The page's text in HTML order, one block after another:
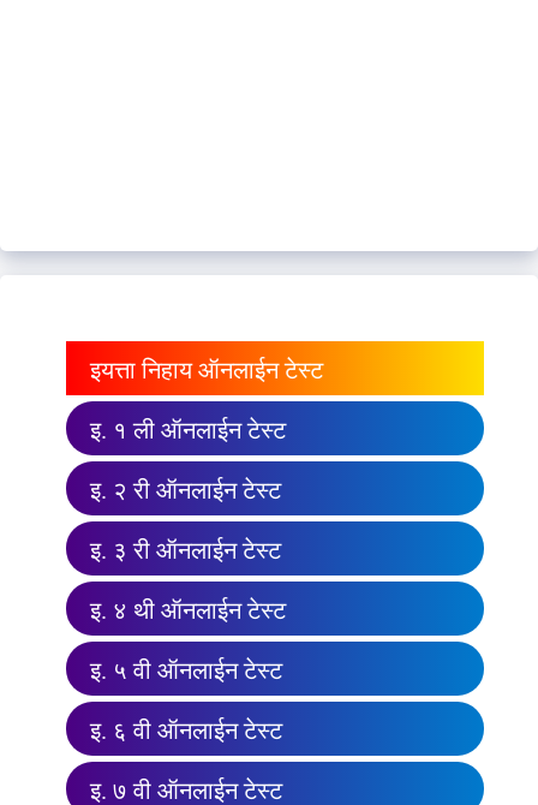
इयत्ता निहाय ऑनलाईन टेस्ट
इ. १ ली ऑनलाईन टेस्ट
इ. २ री ऑनलाईन टेस्ट
इ. ३ री ऑनलाईन टेस्ट
इ. ४ थी ऑनलाईन टेस्ट
इ. ५ वी ऑनलाईन टेस्ट
इ. ६ वी ऑनलाईन टेस्ट
इ. ७ वी ऑनलाईन टेस्ट